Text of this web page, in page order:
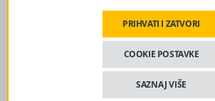
školi, zajednici i u digitalnom prostoru,
više od polovine dječaka i djevojčica
bilo tome izloženo, verbalno, fizički,
psihološki. Naspram tim žalosnim
božićnu poruku da svako dijete ima
PRIHVATI I ZATVORI
COOKIE POSTAVKE
SAZNAJ VIŠE